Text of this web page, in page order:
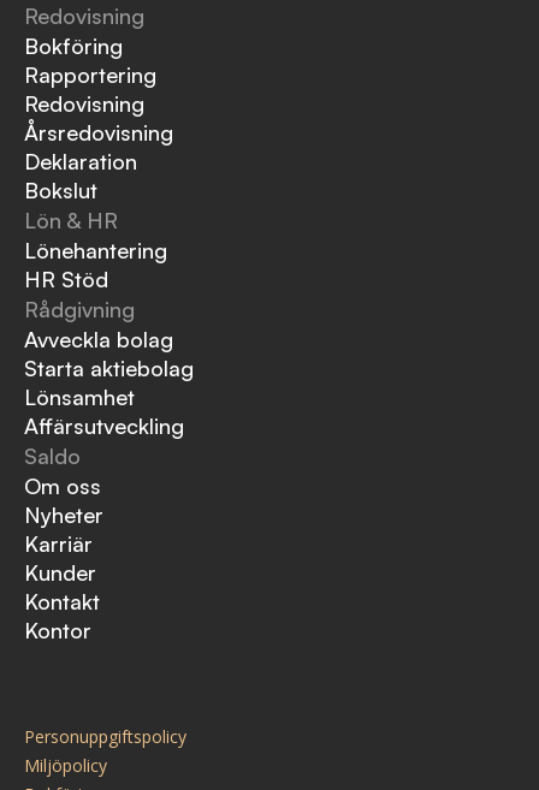
Redovisning
Bokföring
Rapportering
Redovisning
Årsredovisning
Deklaration
Bokslut
Lön & HR
Lönehantering
HR Stöd
Rådgivning
Avveckla bolag
Starta aktiebolag
Lönsamhet
Affärsutveckling
Saldo
Om oss
Nyheter
Karriär
Kunder
Kontakt
Kontor
Personuppgiftspolicy
Miljöpolicy